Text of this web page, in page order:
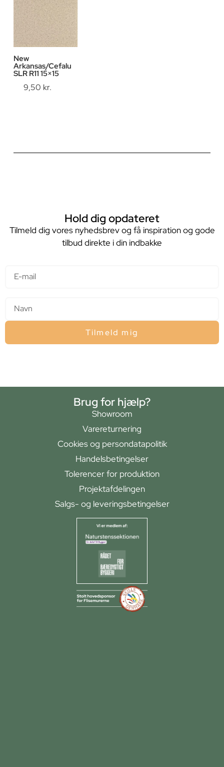
New
Arkansas/Cefalu
SLR R11 15×15
9,50 kr.
Hold dig opdateret
Tilmeld dig vores nyhedsbrev og få inspiration og gode
tilbud direkte i din indbakke
Tilmeld mig
Brug for hjælp?
Showroom
Varereturnering
Cookies og persondatapolitik
Handelsbetingelser
Tolerencer for produktion
Projektafdelingen
Salgs- og leveringsbetingelser